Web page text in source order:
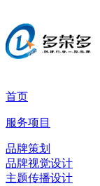
首页
服务项目
品牌策划
品牌视觉设计
主题传播设计